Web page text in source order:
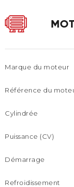
Marque du moteur
Référence du
Cylindrée
Puissance (CV)
Démarrage
Refroidissement